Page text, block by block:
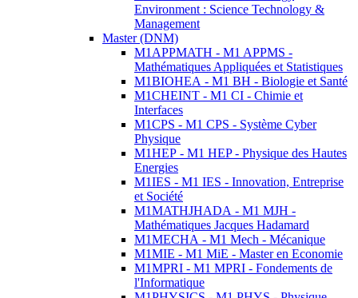
Environment : Science Technology &
Management
Master (DNM)
M1APPMATH - M1 APPMS -
Mathématiques Appliquées et Statistiques
M1BIOHEA - M1 BH - Biologie et Santé
M1CHEINT - M1 CI - Chimie et
Interfaces
M1CPS - M1 CPS - Système Cyber
Physique
M1HEP - M1 HEP - Physique des Hautes
Energies
M1IES - M1 IES - Innovation, Entreprise
et Société
M1MATHJHADA - M1 MJH -
Mathématiques Jacques Hadamard
M1MECHA - M1 Mech - Mécanique
M1MIE - M1 MiE - Master en Economie
M1MPRI - M1 MPRI - Fondements de
l'Informatique